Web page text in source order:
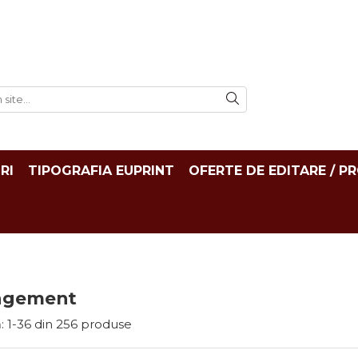
TIPOGRAFIA EUPRINT OFERTE DE EDITARE /
1-36 din 256 produse